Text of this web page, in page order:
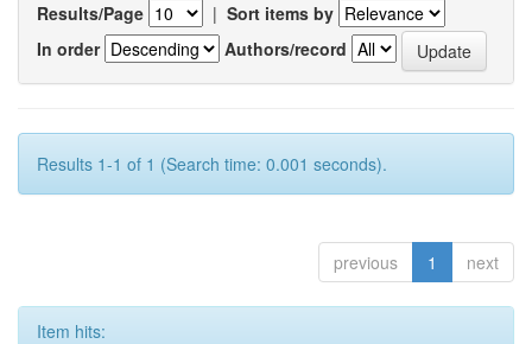
Results/Page | Sort items by
In order
Authors/record
Results 1-1 of 1 (Search time: 0.001 seconds).
previous 1 next
Item hits: